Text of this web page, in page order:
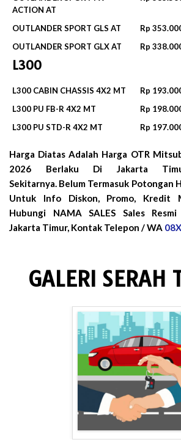
ACTION AT
OUTLANDER SPORT GLS AT
Rp
OUTLANDER SPORT GLX AT
Rp
L300
L300 CABIN CHASSIS 4X2 MT
Rp
L300 PU FB-R 4X2 MT
Rp
L300 PU STD-R 4X2 MT
Rp
Harga Diatas Adalah Harga OTR
2026 Berlaku Di Jakarta
Sekitarnya. Belum Termasuk Potongan
Untuk Info Diskon, Promo, Kredit
Hubungi NAMA SALES Sales
Jakarta Timur, Kontak Telepon / WA
GALERI SERAH